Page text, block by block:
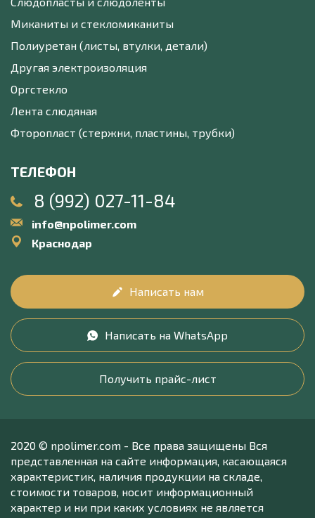
Миканиты и стекломиканиты
Полиуретан (листы, втулки, детали)
Другая электроизоляция
Оргстекло
Лента слюдяная
Фторопласт (стержни, пластины, трубки)
ТЕЛЕФОН
8 (992) 027-11-84
info@npolimer.com
Краснодар
Написать нам
Написать на WhatsApp
Получить прайс-лист
2020 © npolimer.com - Все права защищены Вся
представленная на сайте информация, касающаяся
характеристик, наличия продукции на складе,
стоимости товаров, носит информационный
характер и ни при каких условиях не является